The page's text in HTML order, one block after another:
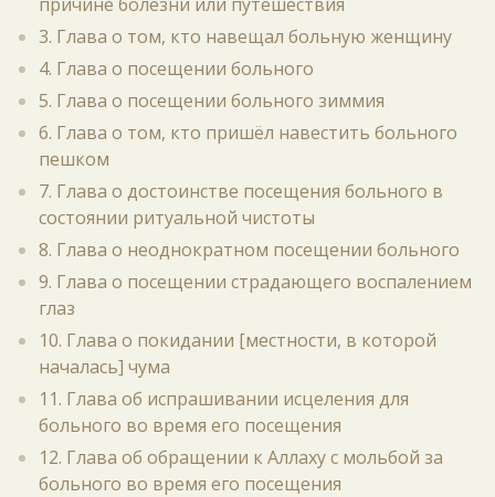
3. Глава о том, кто навещал больную женщину
4. Глава о посещении больного
5. Глава о посещении больного зиммия
6. Глава о том, кто пришёл навестить больного
пешком
7. Глава о достоинстве посещения больного в
состоянии ритуальной чистоты
8. Глава о неоднократном посещении больного
9. Глава о посещении страдающего воспалением
глаз
10. Глава о покидании [местности, в которой
началась] чума
11. Глава об испрашивании исцеления для
больного во время его посещения
12. Глава об обращении к Аллаху с мольбой за
больного во время его посещения